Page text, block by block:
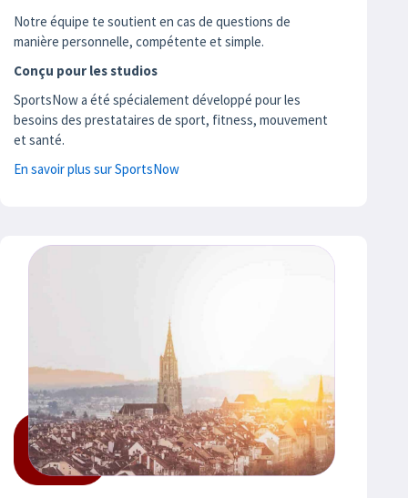
Notre équipe te soutient en cas de questions de
manière personnelle, compétente et simple.
Conçu pour les studios
SportsNow a été spécialement développé pour les
besoins des prestataires de sport, fitness, mouvement
et santé.
En savoir plus sur SportsNow